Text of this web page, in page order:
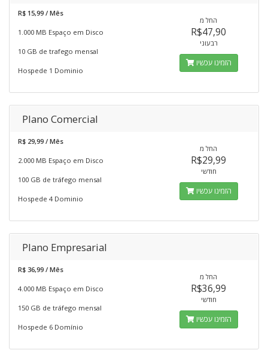
R$ 15,99 / Mês
1.000 MB Espaço em Disco
10 GB de trafego mensal
Hospede 1 Dominio
החל מ
R$47,90
רבעוני
הזמינו עכשיו
Plano Comercial
R$ 29,99 / Mês
2.000 MB Espaço em Disco
100 GB de tráfego mensal
Hospede 4 Dominio
החל מ
R$29,99
חודשי
הזמינו עכשיו
Plano Empresarial
R$ 36,99 / Mês
4.000 MB Espaço em Disco
150 GB de tráfego mensal
Hospede 6 Domínio
החל מ
R$36,99
חודשי
הזמינו עכשיו